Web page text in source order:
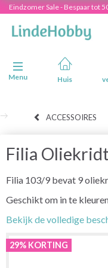
Eindzomer Sale - Bespaar tot
Navigatie in-/uitschakelen
Menu
Huis
ACCESSOIRES
Filia
Filia 103/9 bevat 9
Geschikt om in te
Bekijk de volledige
29% KORTING